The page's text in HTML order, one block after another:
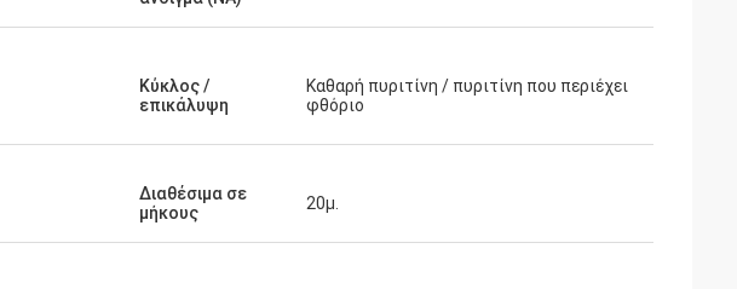
Κύκλος /
επικάλυψη
Καθαρή πυριτίνη / πυριτίνη που περιέχει
φθόριο
Διαθέσιμα σε
μήκους
20μ.